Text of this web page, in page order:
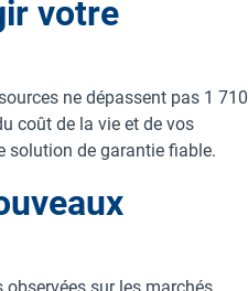
votre
ne dépassent pas 1 710
coût de la vie et de vos
solution de garantie fiable.